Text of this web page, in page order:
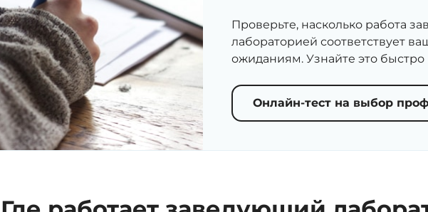
Проверьте, насколько работа
лабораторией соответствует
ожиданиям. Узнайте это быстро
Онлайн-тест на выбор